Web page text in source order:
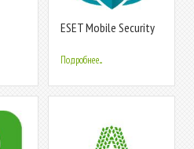
ESET Mobile Security
Подробнее...